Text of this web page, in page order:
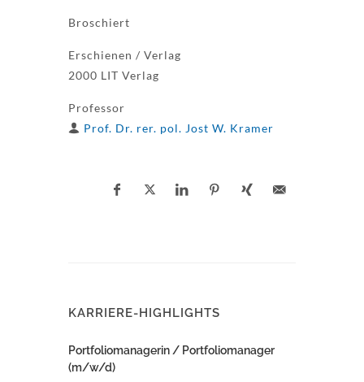
Broschiert
Erschienen / Verlag
2000 LIT Verlag
Professor
Prof. Dr. rer. pol. Jost W. Kramer
KARRIERE-HIGHLIGHTS
Portfoliomanagerin / Portfoliomanager
(m/w/d)